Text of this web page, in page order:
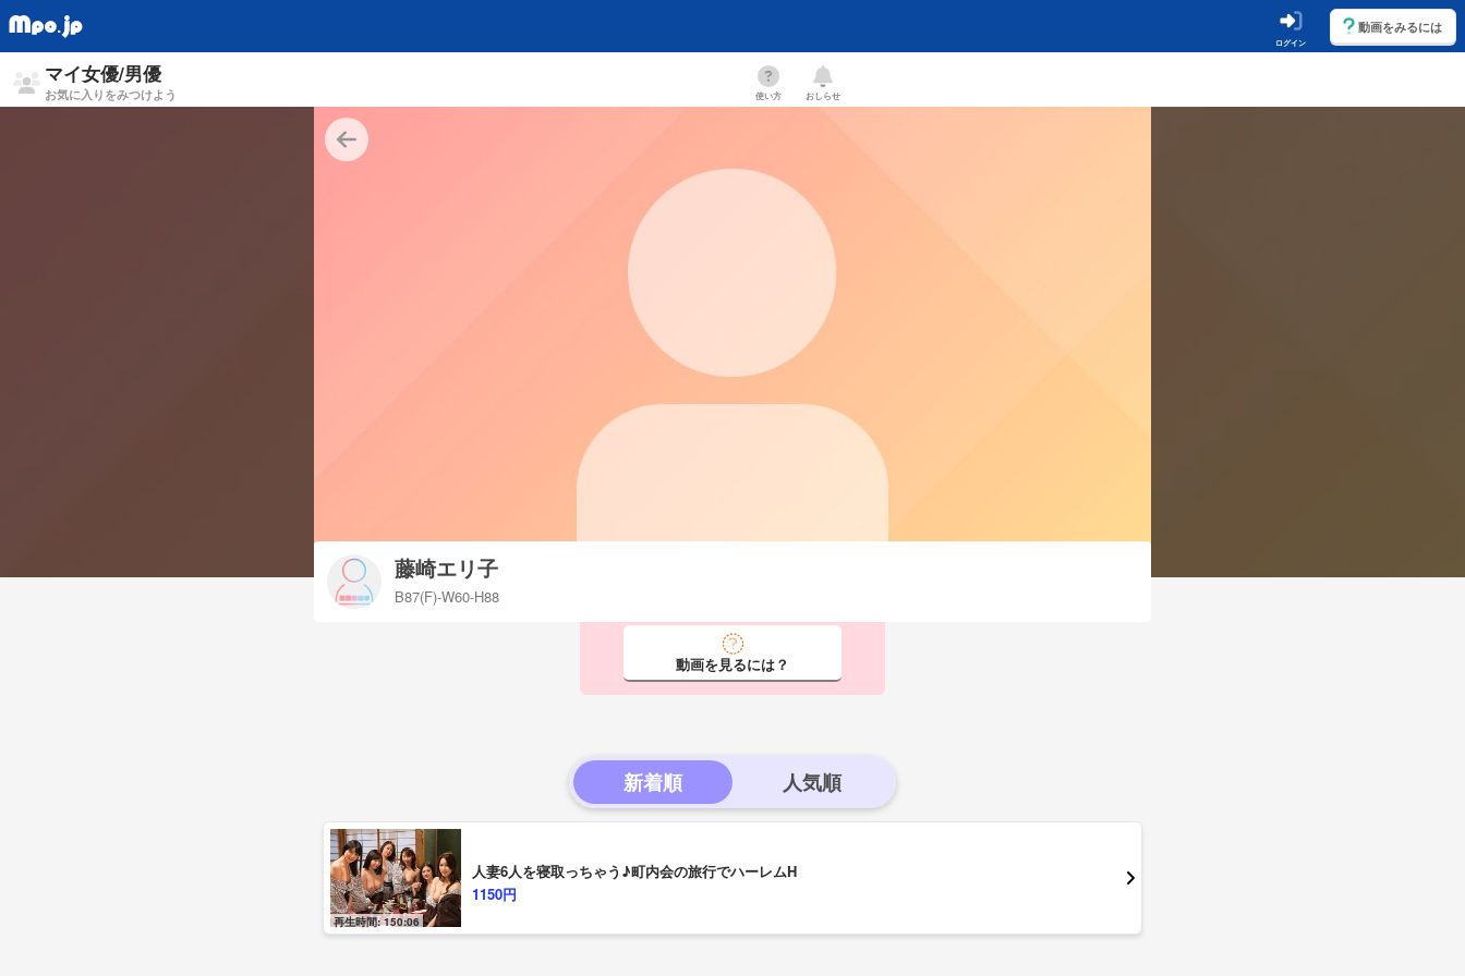
ログイン
動画をみるには
マイ女優/男優
お気に入りをみつけよう 使い方 おしらせ
藤崎エリ子
B87(F)-W60-H88
動画を見るには？
新着順
再生時間: 150:06
人妻6人を寝取っちゃう♪町内会の旅行でハーレムH
1150円